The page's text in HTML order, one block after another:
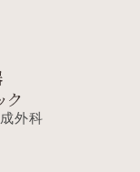
外科